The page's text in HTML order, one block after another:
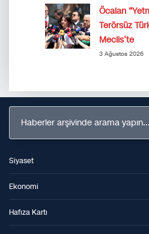
Öcalan
Terörsüz
Meclis’te
3 Ağustos 2026
Haberler arşivinde arama yapın...
Siyaset
Ekonomi
Hafıza Kartı